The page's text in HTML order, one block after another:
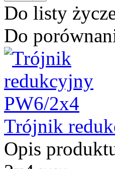
Do listy
Do
Trójnik
Opis